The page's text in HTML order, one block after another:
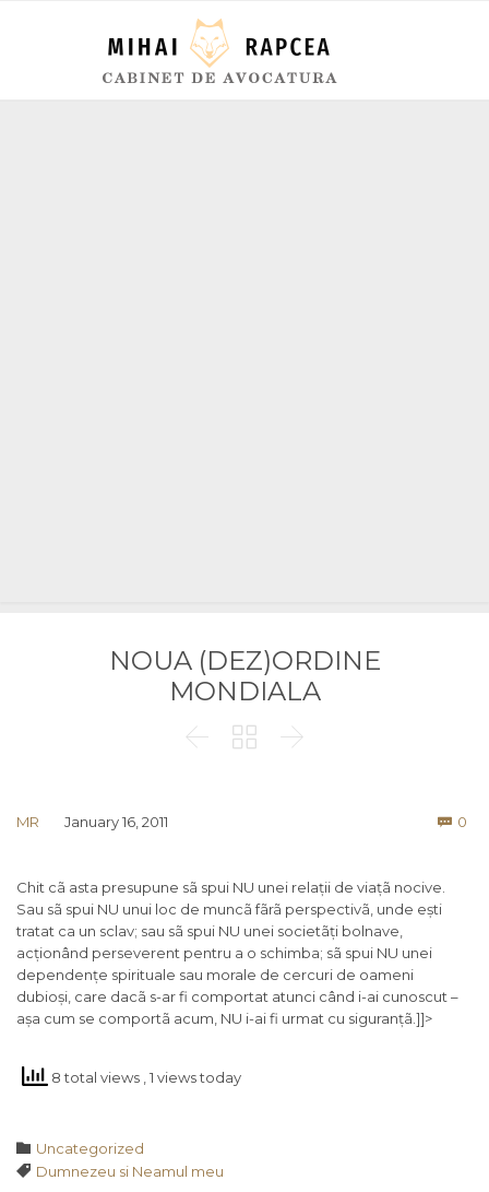
NOUA (DEZ)ORDINE
MONDIALA
  
MR January 16, 2011  0
Chit cã asta presupune sã spui NU unei relații de viațã nocive.
Sau sã spui NU unui loc de muncã fãrã perspectivã, unde ești
tratat ca un sclav; sau sã spui NU unei societãți bolnave,
acționând perseverent pentru a o schimba; sã spui NU unei
dependențe spirituale sau morale de cercuri de oameni
dubioși, care dacã s-ar fi comportat atunci când i-ai cunoscut –
așa cum se comportã acum, NU i-ai fi urmat cu siguranțã.]]>
8 total views , 1 views today
 Category
Uncategorized
 Tags
Dumnezeu si Neamul meu